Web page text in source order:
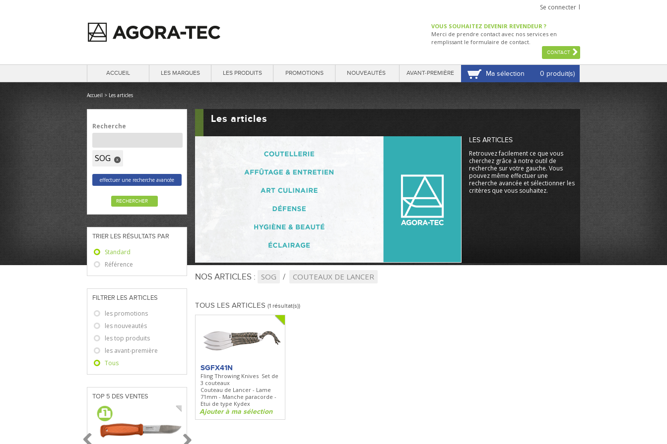
Se connecter
VOUS SOUHAITEZ DEVENIR REVENDEUR ?
Merci de prendre contact avec nos services en
remplissant le formulaire de contact.
CONTACT
ACCUEIL LES MARQUES LES PRODUITS PROMOTIONS NOUVEAUTÉS AVANT-PREMIÈRE Ma sélection 0 produit(s)
Les articles
LES ARTICLES
Retrouvez facilement ce que vous
cherchez grâce à notre outil de
recherche sur votre gauche. Vous
pouvez même effectuer une
recherche avancée et sélectionner les
critères que vous souhaitez.
Accueil > Les articles
Recherche
SOG x
effectuer une recherche avancée
RECHERCHER
TRIER LES RÉSULTATS PAR
Standard
Référence
FILTRER LES ARTICLES
les promotions
les nouveautés
les top produits
les avant-première
Tous
TOP 5 DES VENTES
NOS ARTICLES : SOG COUTEAUX DE LANCER
TOUS LES ARTICLES (1 résultat(s))
SGFX41N
Fling Throwing Knives  Set de
3 couteaux
Couteau de Lancer - Lame
71mm - Manche paracorde -
Etui de type Kydex
Ajouter à ma sélection